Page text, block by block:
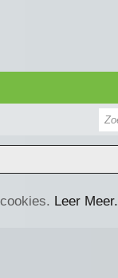
Leer Meer.